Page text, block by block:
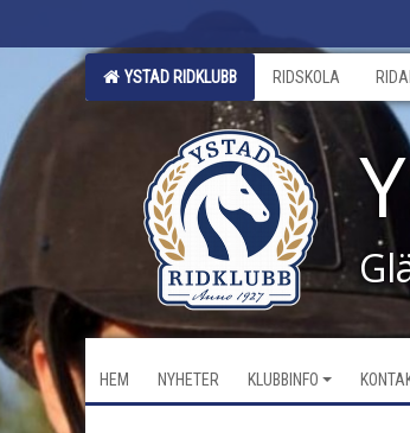
YSTAD RIDKLUBB RIDSKOLA
HEM NYHETER KLUBBINFO